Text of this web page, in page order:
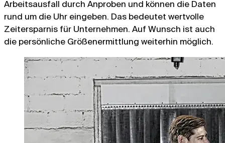
Arbeitsausfall durch Anproben und können die Daten
rund um die Uhr eingeben. Das bedeutet wertvolle
Zeitersparnis für Unternehmen. Auf Wunsch ist auch
die persönliche Größenermittlung weiterhin möglich.